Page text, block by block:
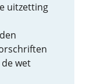
uitzetting
wet